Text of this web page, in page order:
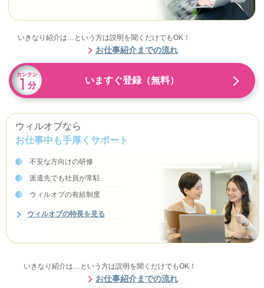
いきなり紹介は…という方は説明を聞くだけでもOK！
お仕事紹介までの流れ
いますぐ登録（無料）
ウィルオブなら
お仕事中も手厚くサポート
不安な方向けの研修
派遣先でも社員が常駐
ウィルオブの有給制度
ウィルオブの特長を見る
いきなり紹介は…という方は説明を聞くだけでもOK！
お仕事紹介までの流れ